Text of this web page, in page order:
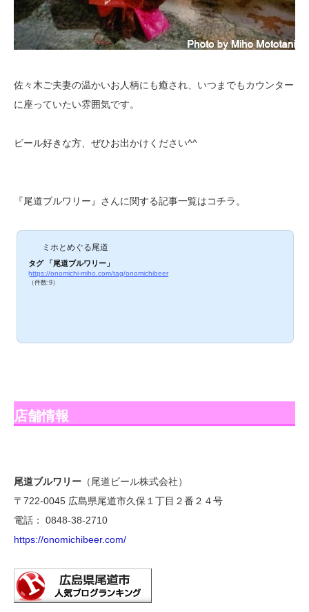
佐々木ご夫妻の温かいお人柄にも癒され、いつまでもカウンター
に座っていたい雰囲気です。
ビール好きな方、ぜひお出かけください^^
『尾道ブルワリー』さんに関する記事一覧はコチラ。
ミホとめぐる尾道
タグ 「尾道ブルワリー」
https://onomichi-miho.com/tag/onomichibeer
（件数:9）
店舗情報
尾道ブルワリー （尾道ビール株式会社）
〒722-0045 広島県尾道市久保１丁目２番２４号
電話： 0848-38-2710
https://onomichibeer.com/